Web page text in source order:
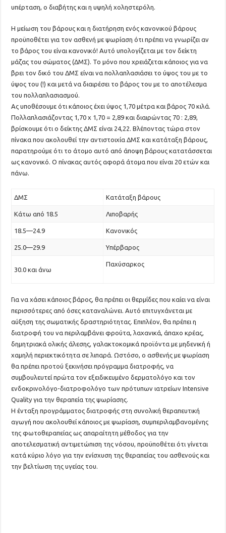
υπέρταση, ο διαβήτης και η υψηλή χοληστερόλη.
Η μείωση του βάρους και η διατήρηση ενός κανονικού βάρους
προϋποθέτει για τον ασθενή με ψωρίαση ότι πρέπει να γνωρίζει αν
το βάρος του είναι κανονικό! Αυτό υπολογίζεται με τον δείκτη
μάζας του σώματος (ΔΜΣ). Το μόνο που χρειάζεται κάποιος για να
βρει τον δικό του ΔΜΣ είναι να πολλαπλασιάσει το ύψος του με το
ύψος του (!) και μετά να διαιρέσει το βάρος του με το αποτέλεσμα
του πολλαπλασιασμού.
Ας υποθέσουμε ότι κάποιος έχει ύψος 1,70 μέτρα και βάρος 70 κιλά.
Πολλαπλασιάζοντας 1,70 x 1,70 = 2,89 και διαιρώντας 70 : 2,89,
βρίσκουμε ότι ο δείκτης ΔΜΣ είναι 24,22. Βλέποντας τώρα στον
πίνακα που ακολουθεί την αντιστοιχία ΔΜΣ και κατάταξη βάρους,
παρατηρούμε ότι το άτομο αυτό από άποψη βάρους κατατάσσεται
ως κανονικό. Ο πίνακας αυτός αφορά άτομα που είναι 20 ετών και
πάνω.
ΔΜΣ Κατάταξη βάρους
Κάτω από 18.5 Λιποβαρής
18.5—24.9 Κανονικός
25.0—29.9 Υπέρβαρος
30.0 και άνω
Παχύσαρκος
Για να χάσει κάποιος βάρος, θα πρέπει οι θερμίδες που καίει να είναι
περισσότερες από όσες καταναλώνει. Αυτό επιτυγχάνεται με
αύξηση της σωματικής δραστηριότητας. Επιπλέον, θα πρέπει η
διατροφή του να περιλαμβάνει φρούτα, λαχανικά, άπαχο κρέας,
δημητριακά ολικής άλεσης, γαλακτοκομικά προϊόντα με μηδενική ή
χαμηλή περιεκτικότητα σε λιπαρά. Ωστόσο, ο ασθενής με ψωρίαση
θα πρέπει προτού ξεκινήσει πρόγραμμα διατροφής, να
συμβουλευτεί πρώτα τον εξειδικευμένο δερματολόγο και τον
ενδοκρινολόγο-διατροφολόγο των πρότυπων ιατρείων Intensive
Quality για την θεραπεία της ψωρίασης.
Η ένταξη προγράμματος διατροφής στη συνολική θεραπευτική
αγωγή που ακολουθεί κάποιος με ψωρίαση, συμπεριλαμβανομένης
της φωτοθεραπείας ως απαραίτητη μέθοδος για την
αποτελεσματική αντιμετώπιση της νόσου, προϋποθέτει ότι γίνεται
κατά κύριο λόγο για την ενίσχυση της θεραπείας του ασθενούς και
την βελτίωση της υγείας του.